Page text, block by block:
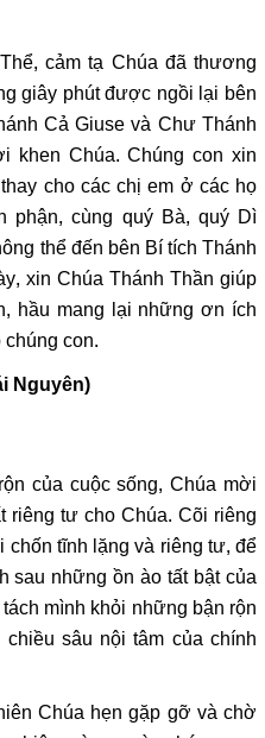
cảm tạ Chúa đã thương
giây phút được ngồi lại bên
Cả Giuse và Chư Thánh
khen Chúa. Chúng con xin
cho các chị em ở các họ
phận, cùng quý Bà, quý Dì
thể đến bên Bí tích Thánh
xin Chúa Thánh Thần giúp
hầu mang lại những ơn ích
con.
Nguyên)
của cuộc sống, Chúa mời
riêng tư cho Chúa. Cõi riêng
tĩnh lặng và riêng tư, để
những ồn ào tất bật của
mình khỏi những bận rộn
sâu nội tâm của chính
Chúa hẹn gặp gỡ và chờ